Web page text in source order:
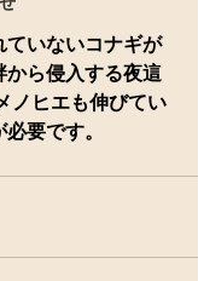
ていないコナギが
から侵入する夜這
ノヒエも伸びてい
要です。